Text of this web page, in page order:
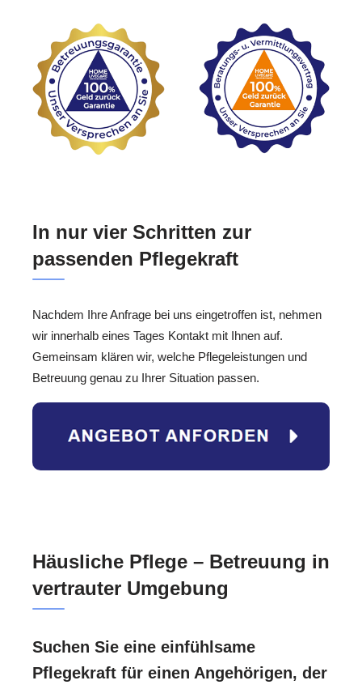
In nur vier Schritten zur
passenden Pflegekraft
Nachdem Ihre Anfrage bei uns eingetroffen ist, nehmen
wir innerhalb eines Tages Kontakt mit Ihnen auf.
Gemeinsam klären wir, welche Pflegeleistungen und
Betreuung genau zu Ihrer Situation passen.
Häusliche Pflege – Betreuung in
vertrauter Umgebung
Suchen Sie eine einfühlsame
Pflegekraft für einen Angehörigen, der